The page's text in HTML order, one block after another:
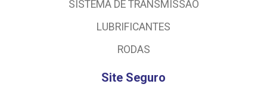
SISTEMA DE TRANSMISSAO
LUBRIFICANTES
RODAS
Site Seguro